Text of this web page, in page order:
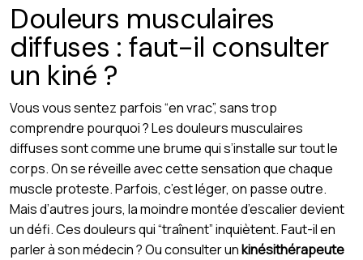
Douleurs musculaires
diffuses : faut-il consulter
un kiné ?
Vous vous sentez parfois “en vrac”, sans trop
comprendre pourquoi ? Les douleurs musculaires
diffuses sont comme une brume qui s’installe sur tout le
corps. On se réveille avec cette sensation que chaque
muscle proteste. Parfois, c’est léger, on passe outre.
Mais d’autres jours, la moindre montée d’escalier devient
un défi. Ces douleurs qui “traînent” inquiètent. Faut-il en
parler à son médecin ? Ou consulter unkinésithérapeute